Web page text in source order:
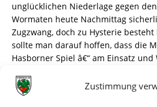
Zustimmung
unglücklichen Niederlage gegen
Wormaten heute Nachmittag
Zugzwang, doch zu Hysterie
sollte man darauf hoffen, dass die
Hasborner Spiel â€“ am Einsatz
anderen Worten, mit ihrer Leistung
Beginn an in Betzdorf weiter